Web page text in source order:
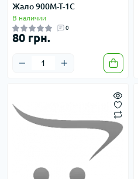
Жало 900M-T-1C
В наличии
0
80 грн.